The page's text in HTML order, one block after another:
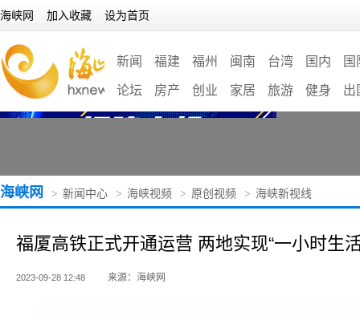
海峡网 加入收藏 设为首页
新闻 福建 福州 闽南 台湾 国内 国
论坛 房产 创业 家居 旅游 健身 出
海峡网 > 新闻中心 > 海峡视频 > 原创视频 > 海峡新视线
福厦高铁正式开通运营 两地实现“一小时生
2023-09-28 12:48 来源：海峡网